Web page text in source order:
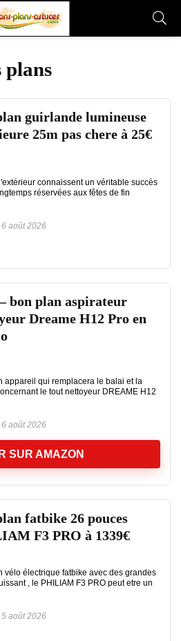
plans
guirlande lumineuse
25m pas chere à 25€
connaissent un véritable succès
réservées aux fêtes de fin
6 août 2026
bon plan aspirateur
Dreame H12 Pro en
appareil qui remplacera le balai et la
le tout nettoyeur DREAME H12
6 août 2026
SUR AMAZON
fatbike 26 pouces
F3 PRO à 1339€
vélo électrique fatbike avec des grandes
, le PHILIAM F3 PRO peut etre un
5 août 2026